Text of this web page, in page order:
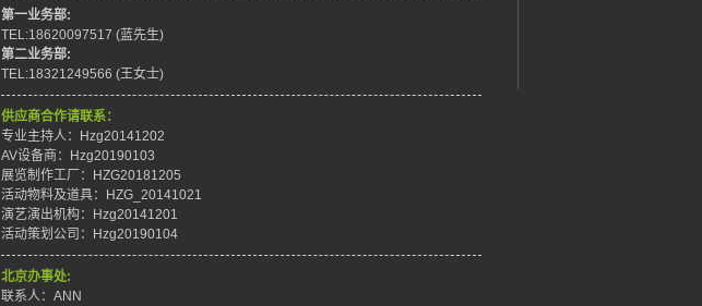
第一业务部:
TEL:18620097517 (蓝先生)
第二业务部:
TEL:18321249566 (王女士)
供应商合作请联系：
专业主持人：Hzg20141202
AV设备商：Hzg20190103
展览制作工厂：HZG20181205
活动物料及道具：HZG_20141021
演艺演出机构：Hzg20141201
活动策划公司：Hzg20190104
北京办事处:
联系人：ANN